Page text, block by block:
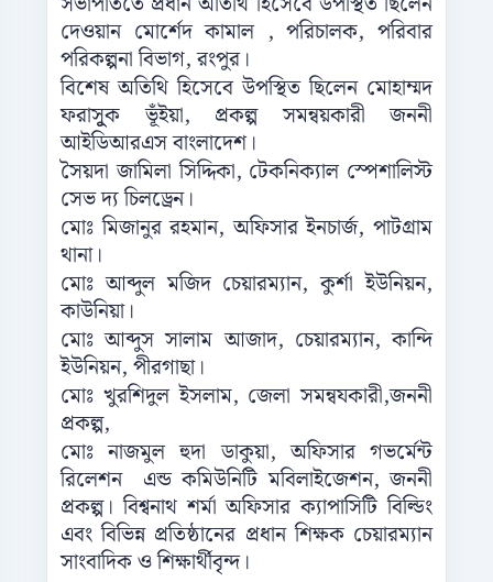
দেওয়ান মোর্শেদ কামাল , পরিচালক, পরিবার
পরিকল্পনা বিভাগ, রংপুর।
বিশেষ অতিথি হিসেবে উপস্থিত ছিলেন মোহাম্মদ
ফরাসূুক ভূঁইয়া, প্রকল্প সমন্বয়কারী জননী
আইডিআরএস বাংলাদেশ।
সৈয়দা জামিলা সিদ্দিকা, টেকনিক্যাল স্পেশালিস্ট
সেভ দ্য চিলড্রেন।
মোঃ মিজানুর রহমান, অফিসার ইনচার্জ, পাটগ্রাম
থানা।
মোঃ আব্দুল মজিদ চেয়ারম্যান, কুর্শা ইউনিয়ন,
কাউনিয়া।
মোঃ আব্দুস সালাম আজাদ, চেয়ারম্যান, কান্দি
ইউনিয়ন, পীরগাছা।
মোঃ খুরশিদুল ইসলাম, জেলা সমন্বযকারী,জননী
প্রকল্প,
মোঃ নাজমুল হুদা ডাকুয়া, অফিসার গভর্মেন্ট
রিলেশন এন্ড কমিউনিটি মবিলাইজেশন, জননী
প্রকল্প। বিশ্বনাথ শর্মা অফিসার ক্যাপাসিটি বিল্ডিং
এবং বিভিন্ন প্রতিষ্ঠানের প্রধান শিক্ষক চেয়ারম্যান
সাংবাদিক ও শিক্ষার্থীবৃন্দ।